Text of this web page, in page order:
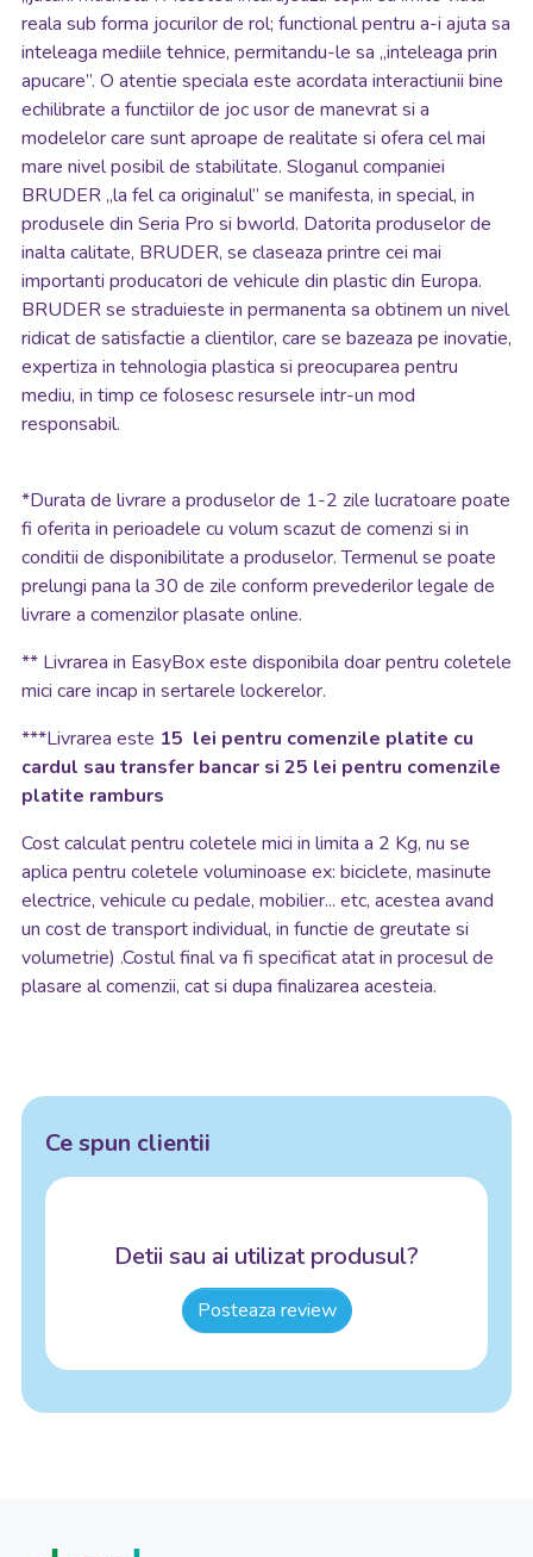
reala sub forma jocurilor de rol; functional pentru a-i ajuta sa
inteleaga mediile tehnice, permitandu-le sa „inteleaga prin
apucare”. O atentie speciala este acordata interactiunii bine
echilibrate a functiilor de joc usor de manevrat si a
modelelor care sunt aproape de realitate si ofera cel mai
mare nivel posibil de stabilitate. Sloganul companiei
BRUDER „la fel ca originalul” se manifesta, in special, in
produsele din Seria Pro si bworld. Datorita produselor de
inalta calitate, BRUDER, se claseaza printre cei mai
importanti producatori de vehicule din plastic din Europa.
BRUDER se straduieste in permanenta sa obtinem un nivel
ridicat de satisfactie a clientilor, care se bazeaza pe inovatie,
expertiza in tehnologia plastica si preocuparea pentru
mediu, in timp ce folosesc resursele intr-un mod
responsabil.
*Durata de livrare a produselor de 1-2 zile lucratoare poate
fi oferita in perioadele cu volum scazut de comenzi si in
conditii de disponibilitate a produselor. Termenul se poate
prelungi pana la 30 de zile conform prevederilor legale de
livrare a comenzilor plasate online.
** Livrarea in EasyBox este disponibila doar pentru coletele
mici care incap in sertarele lockerelor.
***Livrarea este 15 lei pentru comenzile platite cu
cardul sau transfer bancar si 25 lei pentru comenzile
platite ramburs
Cost calculat pentru coletele mici in limita a 2 Kg, nu se
aplica pentru coletele voluminoase ex: biciclete, masinute
electrice, vehicule cu pedale, mobilier... etc, acestea avand
un cost de transport individual, in functie de greutate si
volumetrie) .Costul final va fi specificat atat in procesul de
plasare al comenzii, cat si dupa finalizarea acesteia.
Ce spun clientii
Detii sau ai utilizat produsul?
Posteaza review